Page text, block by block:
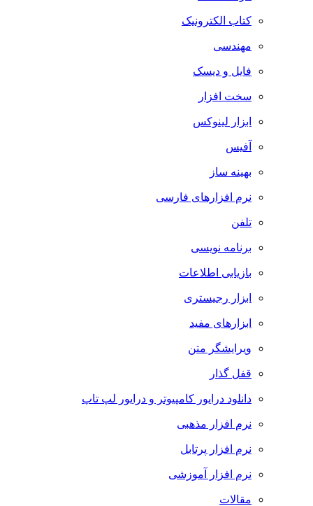
کتاب الکترونیک
مهندسی
فایل و دیسک
سخت افزار
ابزار لینوکس
آفیس
بهینه ساز
نرم افزارهای فارسی
تلفن
برنامه نویسی
بازیابی اطلاعات
ابزار رجیستری
ابزارهای مفید
ویرایشگر متن
قفل گذار
دانلود درایور کامپیوتر و درایور لپ تاپ
نرم افزار مذهبی
نرم افزار پرتابل
نرم افزار آموزشی
مقالات